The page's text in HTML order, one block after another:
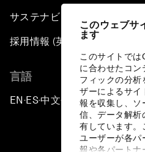
このウェブサ
ます
このサイトで
に合わせたコン
フィックの分析
ザーによるサイ
報を収集し、ソ
信、データ解析
有しています。
ユーザーが各パ
報や各パートナ
サステナビリティへの取り組み
採用情報 (英語のみ)
言語
EN ▪ES▪中文▪ 日本語